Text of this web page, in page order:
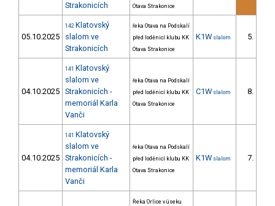
Strakonicích
Otava Strakonice
05.10.2025
142 Klatovský
slalom ve
Strakonicích
řeka Otava na Podskalí
před loděnicí klubu KK
Otava Strakonice
K1W slalom 5.
04.10.2025
141 Klatovský
slalom ve
Strakonicích -
memoriál Karla
Vanči
řeka Otava na Podskalí
před loděnicí klubu KK
Otava Strakonice
C1W slalom 8.
04.10.2025
141 Klatovský
slalom ve
Strakonicích -
memoriál Karla
Vanči
řeka Otava na Podskalí
před loděnicí klubu KK
Otava Strakonice
K1W slalom 7.
Řeka Orlice v úseku